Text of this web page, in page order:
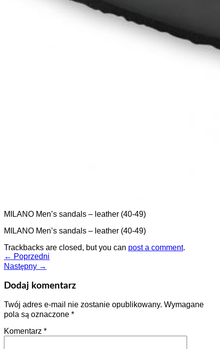
MILANO Men’s sandals – leather (40-49)
MILANO Men’s sandals – leather (40-49)
Trackbacks are closed, but you can post a comment.
← Poprzedni
Następny →
Dodaj komentarz
Twój adres e-mail nie zostanie opublikowany. Wymagane
pola są oznaczone *
Komentarz *